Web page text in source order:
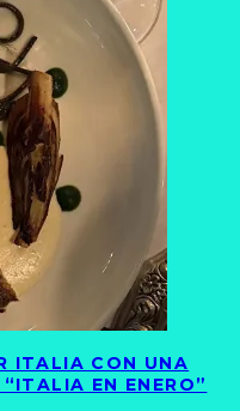
ITALIA CON UNA
EN ENERO”